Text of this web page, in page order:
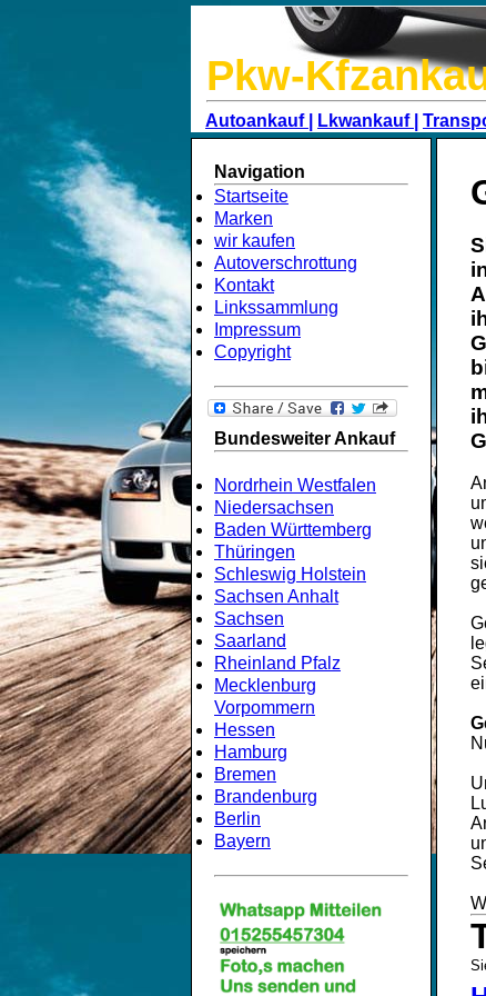
Pkw-
Autoankauf | Lkwankauf |
Navigation
Startseite
Marken
wir kaufen
Autoverschrottung
Kontakt
Linkssammlung
Impressum
Copyright
Bundesweiter Ankauf
Nordrhein Westfalen
Niedersachsen
Baden Württemberg
Thüringen
Schleswig Holstein
Sachsen Anhalt
Sachsen
Saarland
Rheinland Pfalz
Mecklenburg
Vorpommern
Hessen
Hamburg
Bremen
Brandenburg
Berlin
Bayern